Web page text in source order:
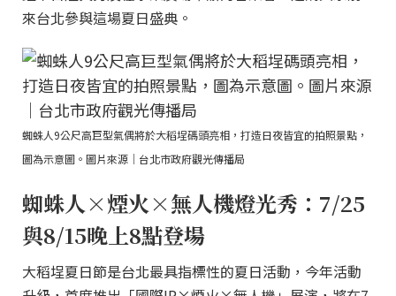
來台北參與這場夏日盛典。
蜘蛛人9公尺高巨型氣偶將於大稻埕碼頭亮相，打造日夜皆宜的拍照景點，
圖為示意圖。圖片來源｜台北市政府觀光傳播局
蜘蛛人×煙火×無人機燈光秀：7/25
與8/15晚上8點登場
大稻埕夏日節是台北最具指標性的夏日活動，今年活動